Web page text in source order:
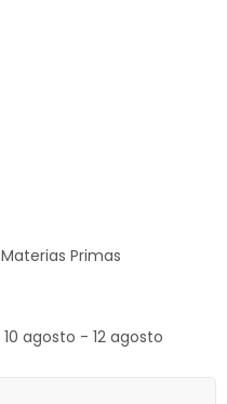
Materias Primas
10 agosto - 12 agosto